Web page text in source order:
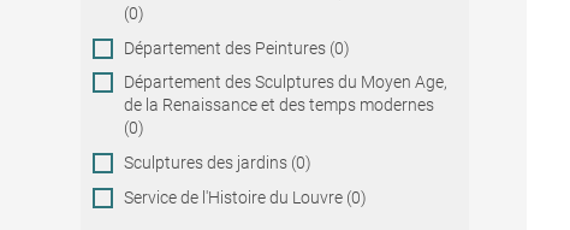
(0)
Département des Peintures (0)
Département des Sculptures du Moyen Age,
de la Renaissance et des temps modernes
(0)
Sculptures des jardins (0)
Service de l'Histoire du Louvre (0)